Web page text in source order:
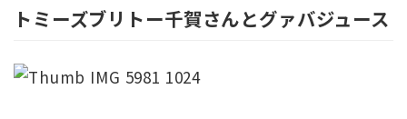
トミーズブリトー千賀さんとグァバジュース